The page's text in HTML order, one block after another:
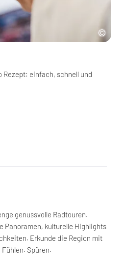
Rezept: einfach, schnell und
genussvolle Radtouren.
Panoramen, kulturelle Highlights
Erkunde die Region mit
Spüren.